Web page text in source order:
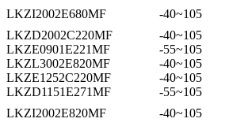
LKZI2002E680MF
-40~105
LKZD2002C220MF
-40~105
LKZE0901E221MF
-55~105
LKZL3002E820MF
-40~105
LKZE1252C220MF
-40~105
LKZD1151E271MF
-55~105
LKZI2002E820MF
-40~105